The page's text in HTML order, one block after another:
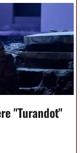
"Turandot"